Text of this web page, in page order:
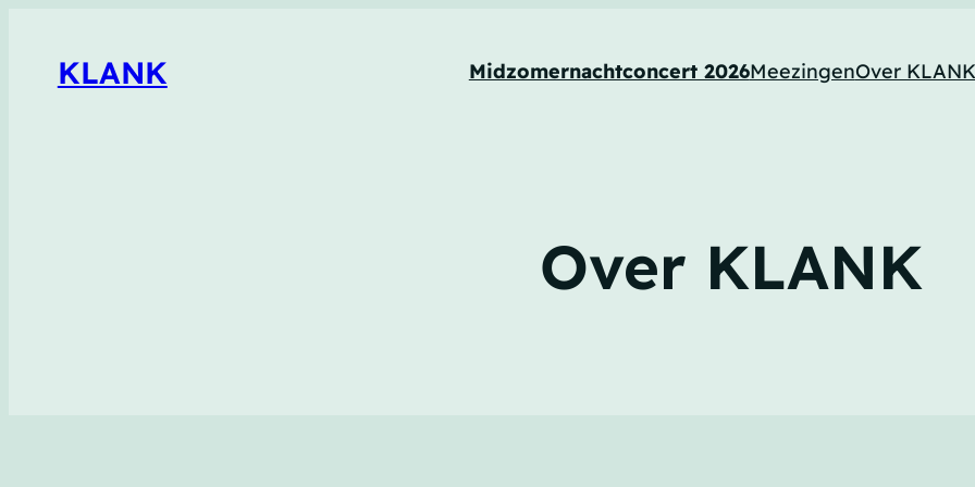
KLANK Midzomernachtconcert 2026MeezingenOver KLANK
Over KLANK